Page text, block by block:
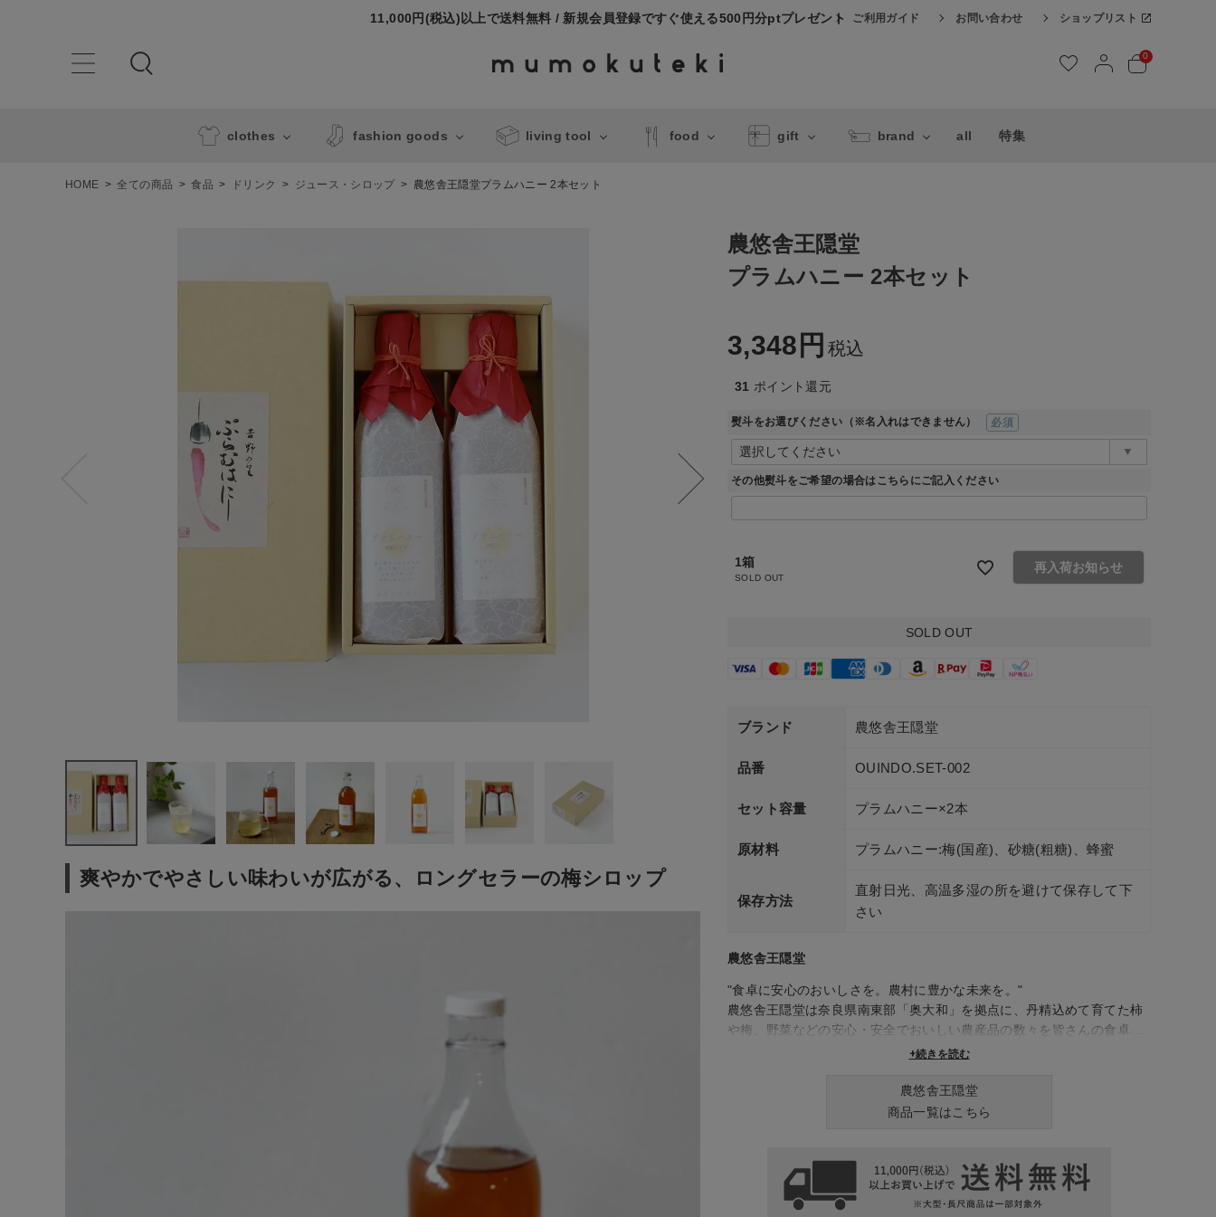
11,000円(税込)以上で送料無料 / 新規会員登録ですぐ使える500円分ptプレゼント ご利用ガイド お問い合わせ ショップリスト
0
clothes fashion goods living tool food gift brand all 特集
新規会員登録
CATEGORY
ナチュラル服
HOME 全ての商品 食品 ドリンク ジュース・シロップ 農悠舎王隠堂プラムハニー 2本セット
爽やかでやさしい味わいが広がる、ロングセラーの梅シロップ
農悠舎王隠堂
プラムハニー 2本セット
3,348 税込
31 ポイント還元
熨斗をお選びください（※名入れはできません）
(必須)
その他熨斗をご希望の場合はこちらにご記入ください
1箱
SOLD OUT
再入荷お知らせ
SOLD OUT
ブランド 農悠舎王隠堂
品番 OUINDO.SET-002
セット容量 プラムハニー×2本
原材料 プラムハニー:梅(国産)、砂糖(粗糖)、蜂蜜
保存方法
直射日光、高温多湿の所を避けて保存して下
さい
農悠舎王隠堂
"食卓に安心のおいしさを。農村に豊かな未来を。"
農悠舎王隠堂は奈良県南東部「奥大和」を拠点に、丹精込めて育てた柿
や梅、野菜などの安心・安全でおいしい農産品の数々を皆さんの食卓へ
お届けするともに、活動する全国の生産者らと力を合わせ、日本の食と
+続きを読む
農悠舎王隠堂
商品一覧はこちら